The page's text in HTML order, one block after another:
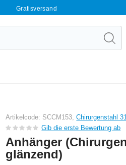
Gratisversand
Artikelcode: SCCM153,Chirurgenstahl
Gib die erste Bewertung ab
Anhänger
glänzend)